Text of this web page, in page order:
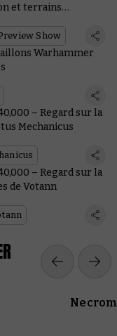
et terrains
Show
Warhammer
– Regard sur la
Mechanicus
– Regard sur la
de Votann